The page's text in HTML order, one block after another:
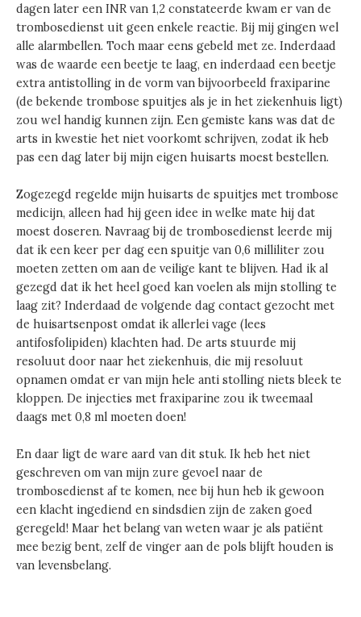
dagen later een INR van 1,2 constateerde kwam er van de
trombosedienst uit geen enkele reactie. Bij mij gingen wel
alle alarmbellen. Toch maar eens gebeld met ze. Inderdaad
was de waarde een beetje te laag, en inderdaad een beetje
extra antistolling in de vorm van bijvoorbeeld fraxiparine
(de bekende trombose spuitjes als je in het ziekenhuis ligt)
zou wel handig kunnen zijn. Een gemiste kans was dat de
arts in kwestie het niet voorkomt schrijven, zodat ik heb
pas een dag later bij mijn eigen huisarts moest bestellen.
Zogezegd regelde mijn huisarts de spuitjes met trombose
medicijn, alleen had hij geen idee in welke mate hij dat
moest doseren. Navraag bij de trombosedienst leerde mij
dat ik een keer per dag een spuitje van 0,6 milliliter zou
moeten zetten om aan de veilige kant te blijven. Had ik al
gezegd dat ik het heel goed kan voelen als mijn stolling te
laag zit? Inderdaad de volgende dag contact gezocht met
de huisartsenpost omdat ik allerlei vage (lees
antifosfolipiden) klachten had. De arts stuurde mij
resoluut door naar het ziekenhuis, die mij resoluut
opnamen omdat er van mijn hele anti stolling niets bleek te
kloppen. De injecties met fraxiparine zou ik tweemaal
daags met 0,8 ml moeten doen!
En daar ligt de ware aard van dit stuk. Ik heb het niet
geschreven om van mijn zure gevoel naar de
trombosedienst af te komen, nee bij hun heb ik gewoon
een klacht ingediend en sindsdien zijn de zaken goed
geregeld! Maar het belang van weten waar je als patiënt
mee bezig bent, zelf de vinger aan de pols blijft houden is
van levensbelang.